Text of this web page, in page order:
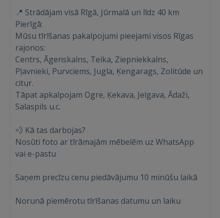
Ienākt
IENĀKT
Aizmirsāt paroli? Atcerēties?
📍 Strādājam visā Rīgā, Jūrmalā un līdz 40 km
Pierīgā:
Mūsu tīrīšanas pakalpojumi pieejami visos Rīgas
rajonos:
Centrs, Āgenskalns, Teika, Ziepniekkalns,
Pļavnieki, Purvciems, Jugla, Ķengarags, Zolitūde un
citur.
Tāpat apkalpojam Ogre, Ķekava, Jelgava, Ādaži,
Salaspils u.c.
💨 Kā tas darbojas?
Nosūti foto ar tīrāmajām mēbelēm uz WhatsApp
vai e-pastu
Saņem precīzu cenu piedāvājumu 10 minūšu laikā
Norunā piemērotu tīrīšanas datumu un laiku